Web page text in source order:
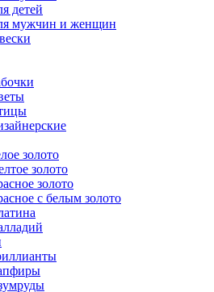
детей
мужчин и женщин
золото
золото
золото
с белым золото